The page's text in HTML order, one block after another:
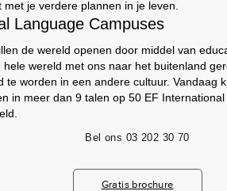
je verdere plannen in je leven.
Language Campuses
de wereld openen door middel van
wereld met ons naar het buitenland
te worden in een andere cultuur. Vandaag
in meer dan 9 talen op 50 EF
Bel ons 03 202 30 70
Gratis brochure